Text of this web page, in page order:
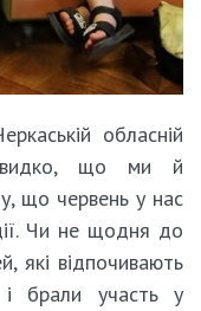
обласній
що ми й
що червень у нас
Чи не щодня до
які відпочивають
і брали участь у